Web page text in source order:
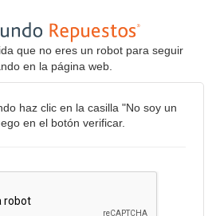
que no eres un robot para seguir
en la página web.
haz clic en la casilla "No soy un
en el botón verificar.